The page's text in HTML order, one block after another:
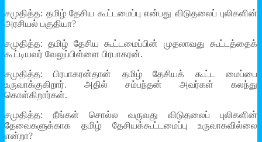
சமுதித்த: தமிழ் தேசிய கூட்டமைப்பு என்பது விடுதலைப் புலிகளின்
அரசியல் பகுதியா?
சமுதித்த: தமிழ் தேசிய கூட்டமைப்பின் முதலாவது கூட்டத்தைக்
கூட்டியவர் வேலுப்பிள்ளை பிரபாகரன்.
சமுதித்த: பிரபாகரன்தான் தமிழ் தேசியக் கூட்ட மைப்பை
உருவாக்குகிறார். அதில் சம்பந்தன் அவர்கள் கலந்து
கொள்கிறார்கள்.
சமுதித்த: நீங்கள் சொல்ல வருவது விடுதலைப் புலிகளின்
தேவைகளுக்காக தமிழ் தேசியக்கூட்டமைப்பு உருவாகவில்லை
என்றா?